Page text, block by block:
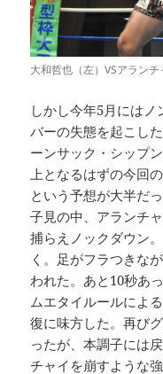
大和哲也（左）VSアランチ
しかし今年5月には
バーの失態を起こし
ーンサック・シップ
上となるはずの今回
という予想が大半だ
子見の中、アランチ
捕らえノックダウン
く。足がフラつきな
われた。あと10秒あ
ムエタイルールによ
復に味方した。再び
ったが、本調子には
チャイを崩すような